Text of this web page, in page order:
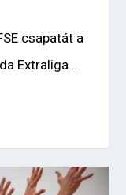
csapatát a
Extraliga...